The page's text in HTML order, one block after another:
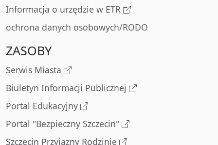
Informacja o urzędzie w ETR
ochrona danych osobowych/RODO
ZASOBY
Serwis Miasta
Biuletyn Informacji Publicznej
Portal Edukacyjny
Portal "Bezpieczny Szczecin"
Szczecin Przyjazny Rodzinie